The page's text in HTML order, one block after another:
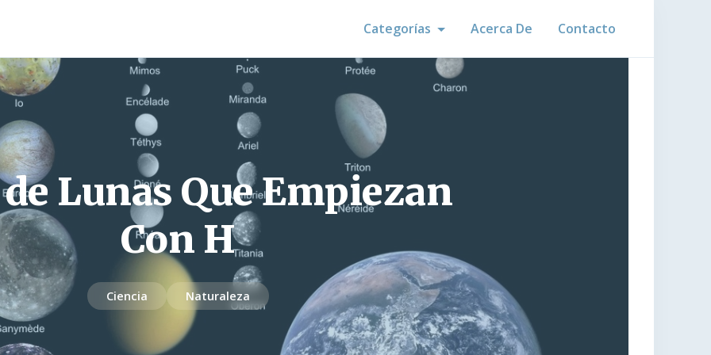
Categorías Acerca De Contacto
Lunas Que Empiezan
Con H
Ciencia Naturaleza